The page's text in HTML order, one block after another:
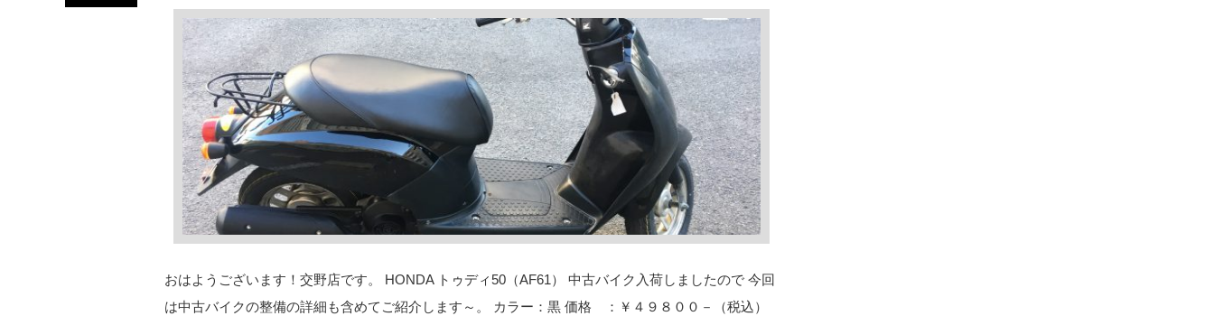
おはようございます！交野店です。 HONDA トゥディ50（AF61） 中古バイク入荷しましたので 今回
は中古バイクの整備の詳細も含めてご紹介します～。 カラー：黒 価格 ：￥４９８００－（税込）